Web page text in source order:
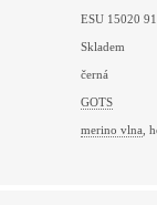
ESU 15020
Skladem
černá
GOTS
merino vlna ,